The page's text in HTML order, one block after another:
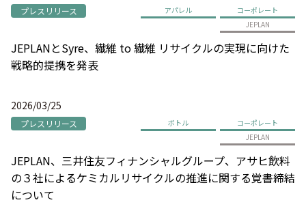
プレスリリース アパレル
コーポレート
JEPLAN
JEPLANとSyre、繊維 to 繊維 リサイクルの実現に向けた
戦略的提携を発表
2026/03/25
プレスリリース ボトル
コーポレート
JEPLAN
JEPLAN、三井住友フィナンシャルグループ、アサヒ飲料
の３社によるケミカルリサイクルの推進に関する覚書締結
について